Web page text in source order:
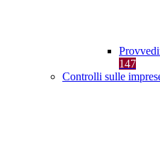
147
Controlli sulle